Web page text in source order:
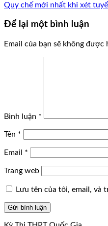
Quy chế mới nhất khi xét
Để lại một bình luận
Email của bạn sẽ không được
Bình luận *
Tên *
Email *
Trang web
Lưu tên của tôi, email, và